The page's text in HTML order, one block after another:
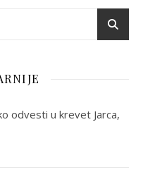
odvesti u krevet Jarca,